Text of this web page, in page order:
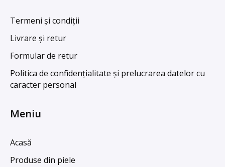
Termeni și condiții
Livrare și retur
Formular de retur
Politica de confidențialitate și prelucrarea datelor cu
caracter personal
Meniu
Acasă
Produse din piele